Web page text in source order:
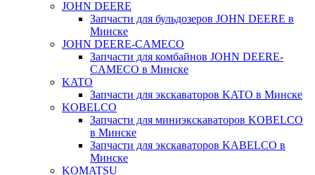
JOHN DEERE
Запчасти для бульдозеров JOHN DEERE в
Минске
JOHN DEERE-CAMECO
Запчасти для комбайнов JOHN DEERE-
CAMECO в Минске
KATO
Запчасти для экскаваторов KATO в Минске
KOBELCO
Запчасти для миниэкскаваторов KOBELCO
в Минске
Запчасти для экскаваторов KABELCO в
Минске
KOMATSU